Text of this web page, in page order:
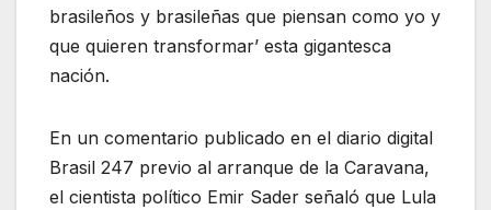
brasileños y brasileñas que piensan como yo y
que quieren transformar’ esta gigantesca
nación.
En un comentario publicado en el diario digital
Brasil 247 previo al arranque de la Caravana,
el cientista político Emir Sader señaló que Lula